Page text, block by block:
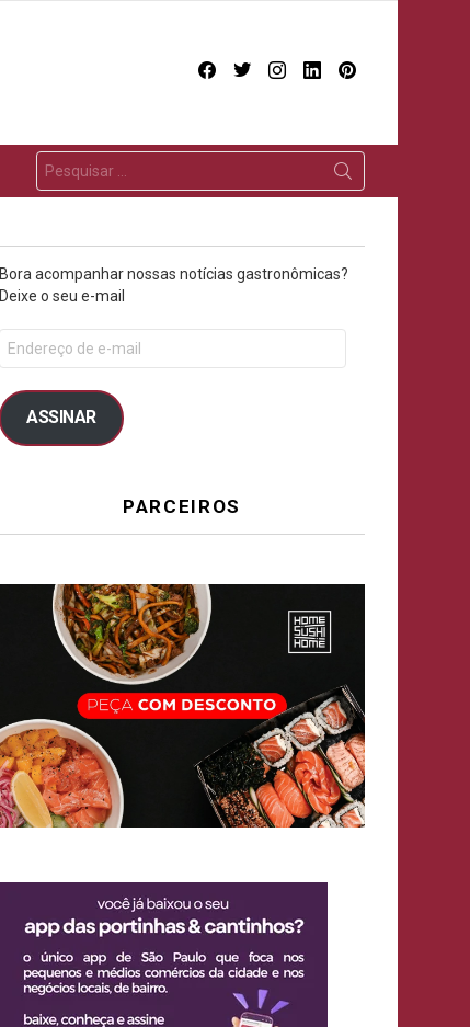
facebooktwitterinstagram
linkedin
Bora acompanhar nossas notícias gastronômicas?
Deixe o seu e-mail
ASSINAR
PARCEIROS